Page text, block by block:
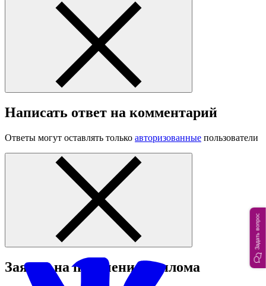
Написать ответ на комментарий
Ответы могут оставлять только авторизованные пользователи
Заявка на получение диплома
Задать вопрос